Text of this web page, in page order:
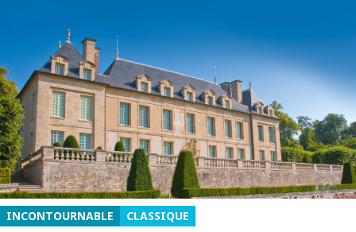
INCONTOURNABLE CLASSIQUE